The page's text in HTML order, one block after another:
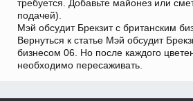
требуется. Добавьте майонез или
подачей).
Мэй обсудит Брекзит с британским
Вернуться к статье Мэй обсудит
бизнесом 06. Но после каждого
необходимо пересаживать.